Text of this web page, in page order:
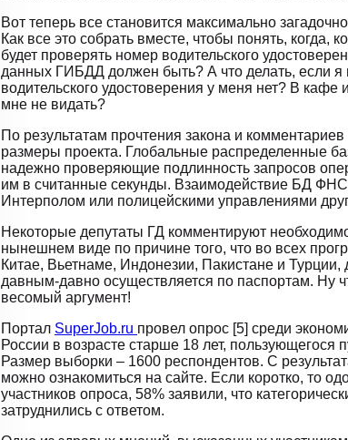
Вот теперь все становится максимально
Как все это собрать вместе, чтобы понять, когда,
будет проверять номер водительского
данных ГИБДД должен быть? А что делать, если
водительского удостоверения у меня нет? В кафе
мне не видать?
По результатам прочтения закона и
размеры проекта. Глобальные распределенные
надежно проверяющие подлинность запросов
им в считанные секунды. Взаимодействие БД
Интерполом или полицейскими управлениями
Некоторые депутаты ГД комментируют
нынешнем виде по причине того, что во всех
Китае, Вьетнаме, Индонезии, Пакистане и Турции,
давным-давно осуществляется по паспортам. Ну
весомый аргумент!
Портал SuperJob.ru провел опрос [5] среди
России в возрасте старше 18 лет, пользующегося
Размер выборки – 1600 респондентов. С
можно ознакомиться на сайте. Если коротко, то
участников опроса, 58% заявили, что
затруднились с ответом.